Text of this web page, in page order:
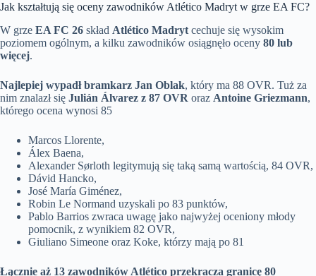
Jak kształtują się oceny zawodników Atlético Madryt w grze EA FC?
W grze EA FC 26 skład Atlético Madryt cechuje się wysokim
poziomem ogólnym, a kilku zawodników osiągnęło oceny 80 lub
więcej.
Najlepiej wypadł bramkarz Jan Oblak, który ma 88 OVR. Tuż za
nim znalazł się Julián Álvarez z 87 OVR oraz Antoine Griezmann,
którego ocena wynosi 85
Marcos Llorente,
Álex Baena,
Alexander Sørloth legitymują się taką samą wartością, 84 OVR,
Dávid Hancko,
José María Giménez,
Robin Le Normand uzyskali po 83 punktów,
Pablo Barrios zwraca uwagę jako najwyżej oceniony młody
pomocnik, z wynikiem 82 OVR,
Giuliano Simeone oraz Koke, którzy mają po 81
Łącznie aż 13 zawodników Atlético przekracza granicę 80